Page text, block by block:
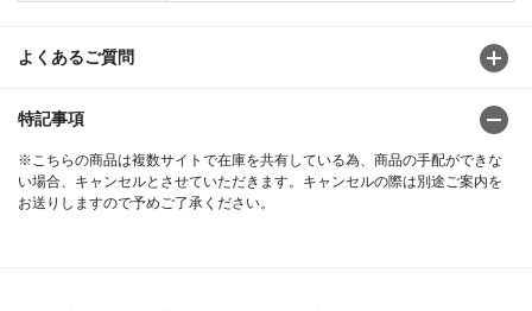
よくあるご質問
特記事項
※こちらの商品は複数サイトで在庫を共有している為、商品の手配ができな
い場合、キャンセルとさせていただきます。キャンセルの際は別途ご案内を
お送りしますので予めご了承ください。